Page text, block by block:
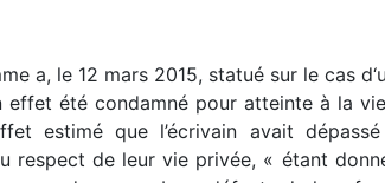
a, le 12 mars 2015, statué sur le cas
effet été condamné pour atteinte à la
estimé que l’écrivain avait
respect de leur vie privée, « étant